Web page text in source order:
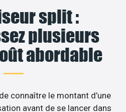
split :
plusieurs
abordable
connaître le montant d’une
avant de se lancer dans